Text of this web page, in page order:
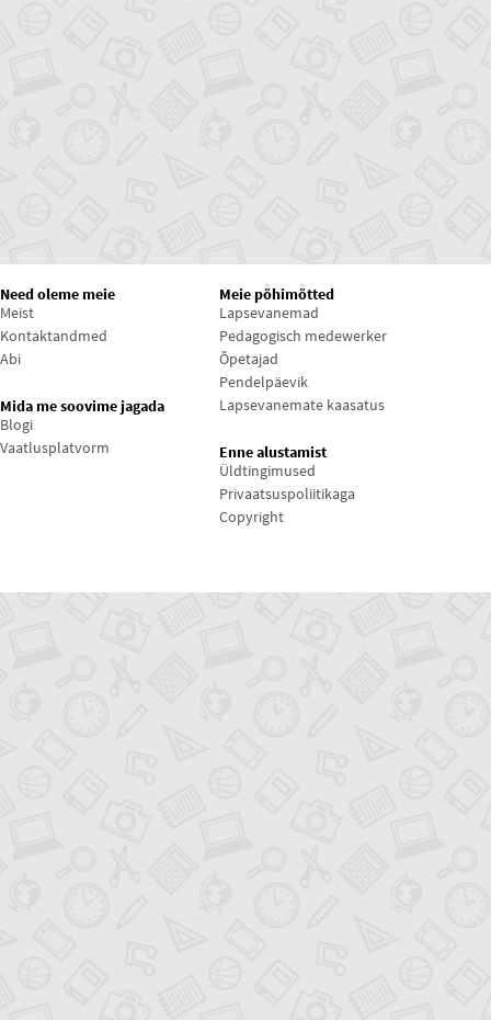
Need oleme meie
Meist
Kontaktandmed
Abi
Mida me soovime jagada
Blogi
Vaatlusplatvorm
Meie põhimõtted
Lapsevanemad
Pedagogisch medewerker
Õpetajad
Pendelpäevik
Lapsevanemate kaasatus
Enne alustamist
Üldtingimused
Privaatsuspoliitikaga
Copyright